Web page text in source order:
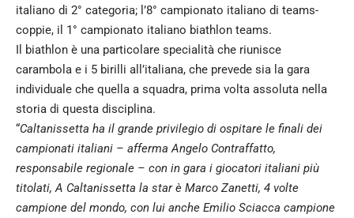
italiano di 2° categoria; l’8° campionato italiano di teams-
coppie, il 1° campionato italiano biathlon teams.
Il biathlon è una particolare specialità che riunisce
carambola e i 5 birilli all’italiana, che prevede sia la gara
individuale che quella a squadra, prima volta assoluta nella
storia di questa disciplina.
“Caltanissetta ha il grande privilegio di ospitare le finali dei
campionati italiani – afferma Angelo Contraffatto,
responsabile regionale – con in gara i giocatori italiani più
titolati, A Caltanissetta la star è Marco Zanetti, 4 volte
campione del mondo, con lui anche Emilio Sciacca campione